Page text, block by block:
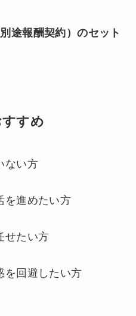
途報酬契約）のセット
すめ
ない方
を進めたい方
せたい方
を回避したい方